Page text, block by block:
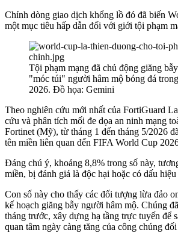
Chính dòng giao dịch khổng lồ đó đã biến
một mục tiêu hấp dẫn đối với giới tội phạm
Tội phạm mạng đã chủ động giăng
"móc túi" người hâm mộ bóng đá
2026. Đồ họa: Gemini
Theo nghiên cứu mới nhất của FortiGuard
cứu và phân tích mối đe dọa an ninh mạng
Fortinet (Mỹ), từ tháng 1 đến tháng 5/2026
tên miền liên quan đến FIFA World Cup
Đáng chú ý, khoảng 8,8% trong số này,
miền, bị đánh giá là độc hại hoặc có dấu
Con số này cho thấy các đối tượng lừa đảo
kế hoạch giăng bẫy người hâm mộ. Chúng
tháng trước, xây dựng hạ tầng trực tuyến để
quan tâm ngày càng tăng của công chúng